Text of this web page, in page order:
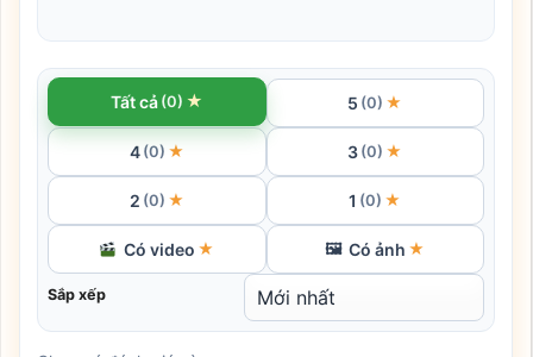
Tất cả (0) ★ 5 (0) ★
4 (0) ★ 3 (0) ★
2 (0) ★ 1 (0) ★
Có video ★ 🖼 Có ảnh ★
Sắp xếp